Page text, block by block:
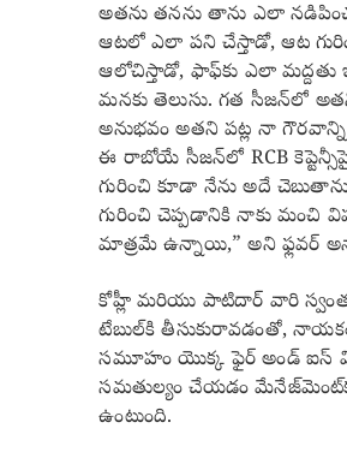
అతను తనను తాను ఎలా
ఆటలో ఎలా పని చేస్తాడో, ఆట
ఆలోచిస్తాడో, ఫాఫ్‌కు ఎలా మద్దతు
మనకు తెలుసు. గత సీజన్‌లో
అనుభవం అతని పట్ల నా
ఈ రాబోయే సీజన్‌లో RCB
గురించి కూడా నేను అదే
గురించి చెప్పడానికి నాకు మంచి
మాత్రమే ఉన్నాయి,” అని ఫ్లవర్
కోహ్లీ మరియు పాటిదార్ వారి స్వంత
టేబుల్‌కి తీసుకురావడంతో,
సమూహం యొక్క ఫైర్ అండ్ ఐస్
సమతుల్యం చేయడం
ఉంటుంది.